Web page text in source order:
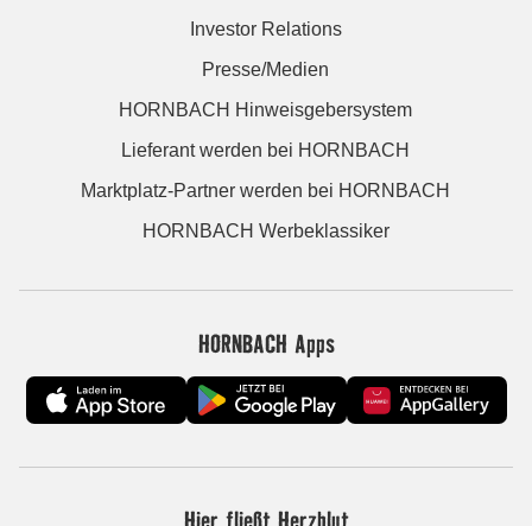
Investor Relations
Presse/Medien
HORNBACH Hinweisgebersystem
Lieferant werden bei HORNBACH
Marktplatz-Partner werden bei HORNBACH
HORNBACH Werbeklassiker
HORNBACH Apps